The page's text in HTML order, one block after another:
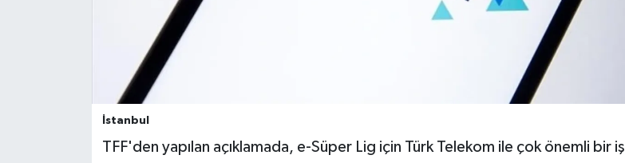
İstanbul
TFF'den yapılan açıklamada, e-Süper Lig için Türk Telekom ile çok önemli bir iş